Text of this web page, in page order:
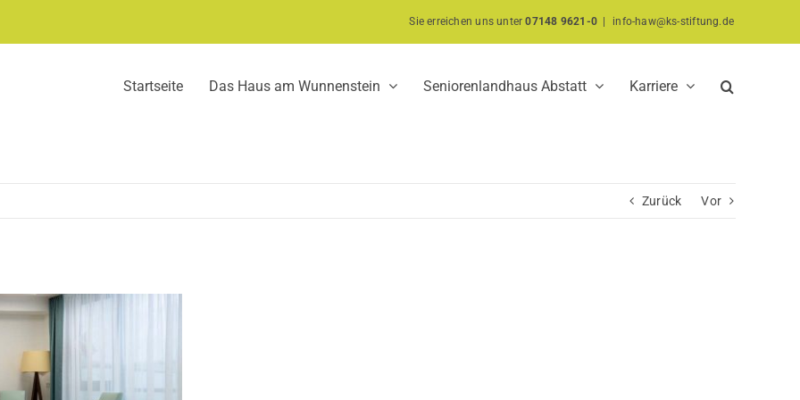
Sie erreichen uns unter07148 9621-0 info-haw@ks-stiftung.de
Startseite Das Haus am Wunnenstein Seniorenlandhaus Abstatt Karriere
Zurück Vor